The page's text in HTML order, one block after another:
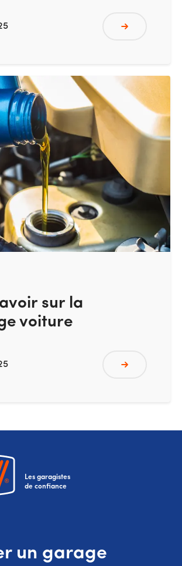
Lire plus
sur la
voiture
Lire plus
Les garagistes
de confiance
un garage